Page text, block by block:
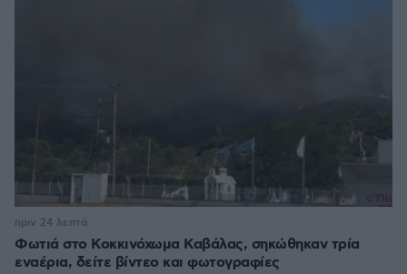
Φωτιά στο Κοκκινόχωμα Καβάλας, σηκώθηκαν τρία
εναέρια, δείτε βίντεο και φωτογραφίες
πριν 24 λεπτά